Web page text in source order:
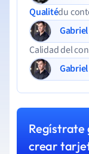
Qualitédu
Calidad del
Regístrate
crear